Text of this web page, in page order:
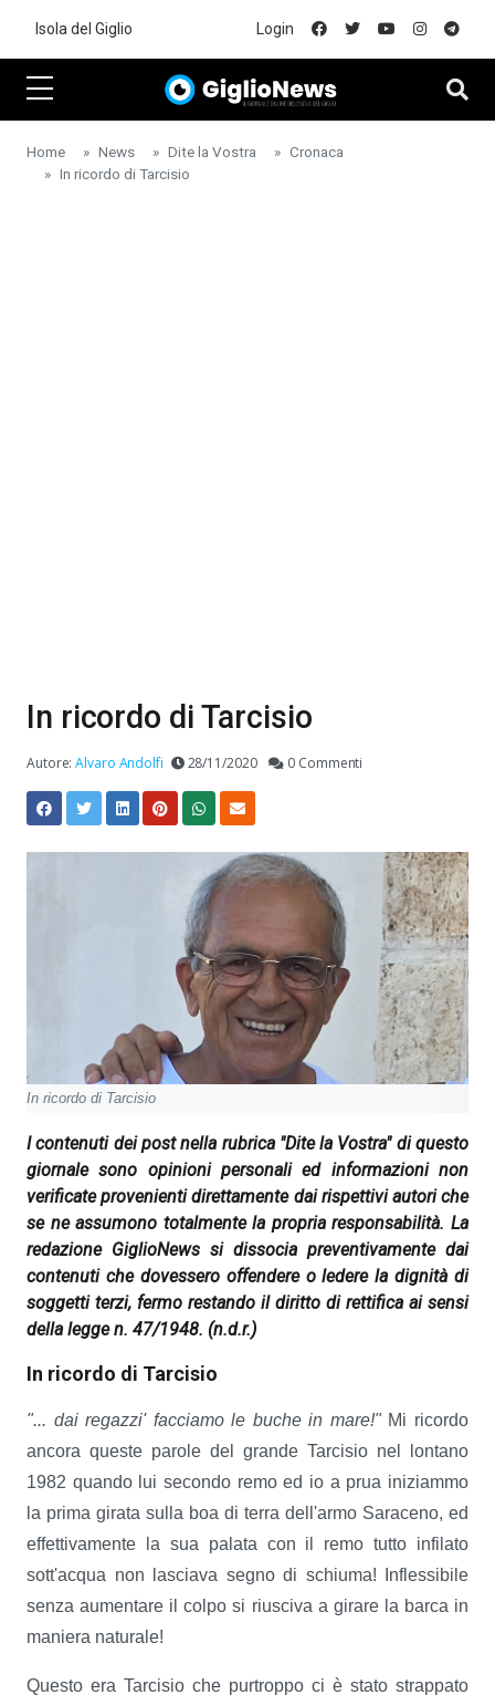
Isola del Giglio Login
Home News Dite la Vostra
Cronaca
In ricordo di Tarcisio
In ricordo di Tarcisio
Autore:Alvaro Andolfi 28/11/2020 0 Commenti
In ricordo di Tarcisio
I contenuti dei post nella rubrica "Dite la Vostra" di questo
giornale sono opinioni personali ed informazioni non
verificate provenienti direttamente dai rispettivi autori che
se ne assumono totalmente la propria responsabilità. La
redazione GiglioNews si dissocia preventivamente dai
contenuti che dovessero offendere o ledere la dignità di
soggetti terzi, fermo restando il diritto di rettifica ai sensi
della legge n. 47/1948. (n.d.r.)
In ricordo di Tarcisio
"... dai regazzi' facciamo le buche in mare!"Mi ricordo
ancora queste parole del grande Tarcisio nel lontano
1982 quando lui secondo remo ed io a prua iniziammo
la prima girata sulla boa di terra dell'armo Saraceno, ed
effettivamente la sua palata con il remo tutto infilato
sott'acqua non lasciava segno di schiuma! Inflessibile
senza aumentare il colpo si riusciva a girare la barca in
maniera naturale!
Questo era Tarcisio che purtroppo ci è stato strappato